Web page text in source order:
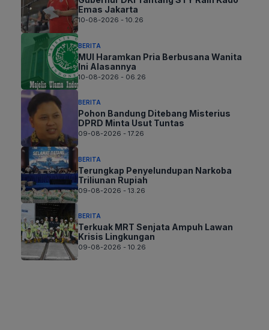
Emas Jakarta
10-08-2026 - 10.26
BERITA
MUI Haramkan Pria Berbusana Wanita
Ini Alasannya
10-08-2026 - 06.26
BERITA
Pohon Bandung Ditebang Misterius
DPRD Minta Usut Tuntas
09-08-2026 - 17.26
BERITA
Terungkap Penyelundupan Narkoba
Triliunan Rupiah
09-08-2026 - 13.26
BERITA
Terkuak MRT Senjata Ampuh Lawan
Krisis Lingkungan
09-08-2026 - 10.26